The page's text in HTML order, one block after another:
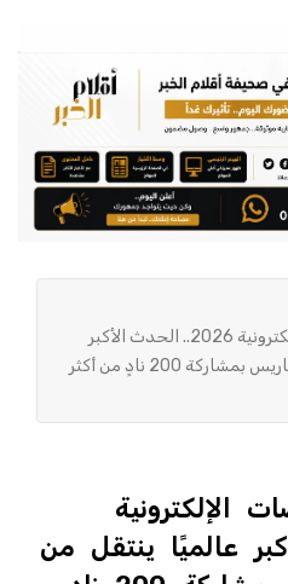
كأس العالم للرياضات الإلكترونية 2026.. الحدث الأكبر
عالميًا ينتقل من الرياض إلى باريس بمشاركة 200 نادٍ من أكثر
الإلكترونية
عالميًا ينتقل من